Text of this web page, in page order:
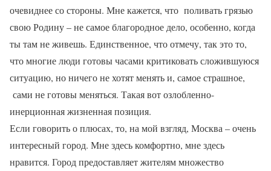
очевиднее со стороны. Мне кажется, что поливать грязью
свою Родину – не самое благородное дело, особенно, когда
ты там не живешь. Единственное, что отмечу, так это то,
что многие люди готовы часами критиковать сложившуюся
ситуацию, но ничего не хотят менять и, самое страшное,
сами не готовы меняться. Такая вот озлобленно-
инерционная жизненная позиция.
Если говорить о плюсах, то, на мой взгляд, Москва – очень
интересный город. Мне здесь комфортно, мне здесь
нравится. Город предоставляет жителям множество